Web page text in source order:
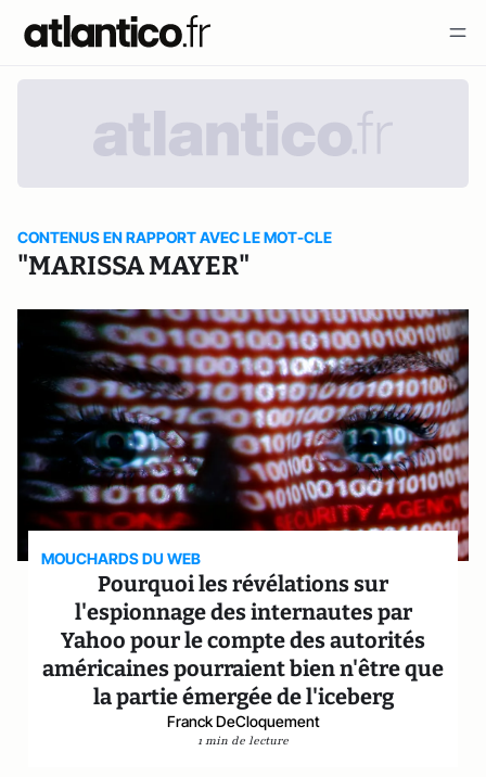
CONTENUS EN RAPPORT AVEC LE MOT-CLE
"MARISSA MAYER"
MOUCHARDS DU WEB
Pourquoi les révélations sur
l'espionnage des internautes par
Yahoo pour le compte des autorités
américaines pourraient bien n'être que
la partie émergée de l'iceberg
Franck DeCloquement
1 min de lecture